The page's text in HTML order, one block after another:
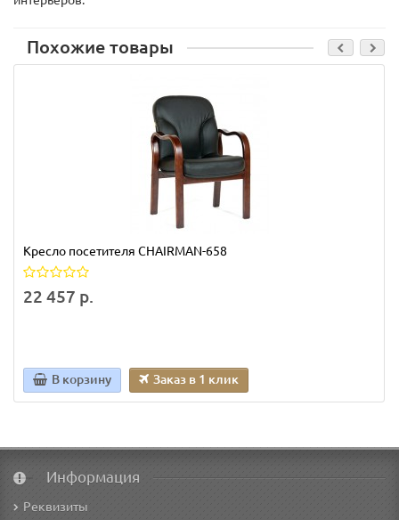
Похожие товары
Кресло посетителя CHAIRMAN-658
22 457 р.
В корзину Заказ в 1 клик
Информация
Реквизиты